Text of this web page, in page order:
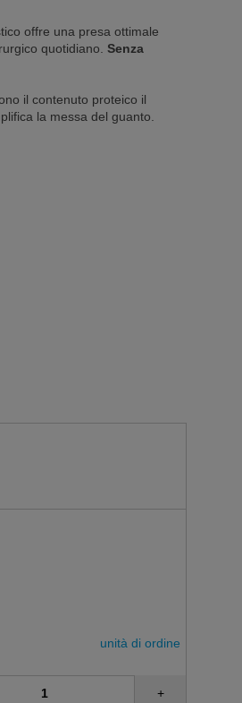
offre una presa ottimale
quotidiano. Senza
il contenuto proteico il
la messa del guanto.
unità di ordine
+